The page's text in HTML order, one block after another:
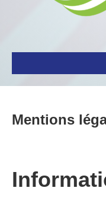
Mentions